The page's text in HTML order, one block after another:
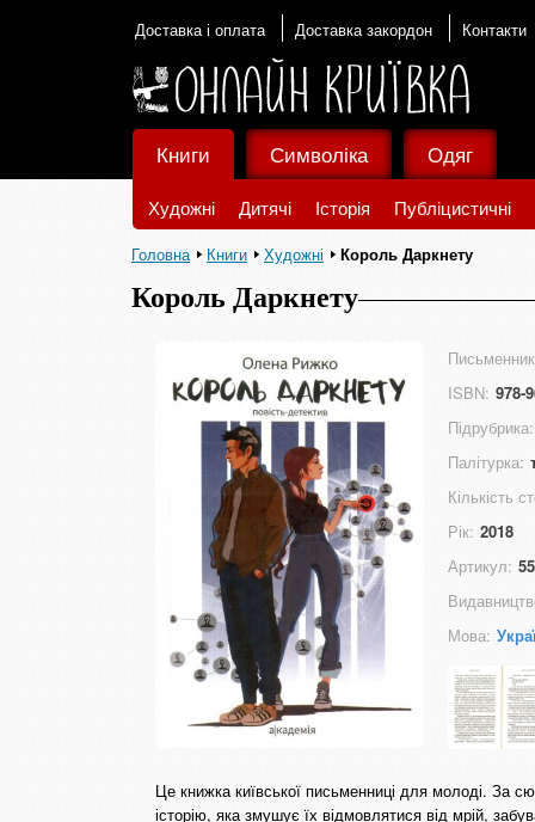
Доставка і оплата Доставка закордон Контакти
Книги
Художні Дитячі Історія Публіцистичні
Символіка Одяг
Головна Книги Художні Король Даркнету
Король Даркнету
ISBN: 978-
Підрубрика:
Палітурка:
Кількість
Рік: 2018
Артикул:
Мова:
Це книжка київської письменниці для молоді. За
історію, яка змушує їх відмовлятися від мрій,